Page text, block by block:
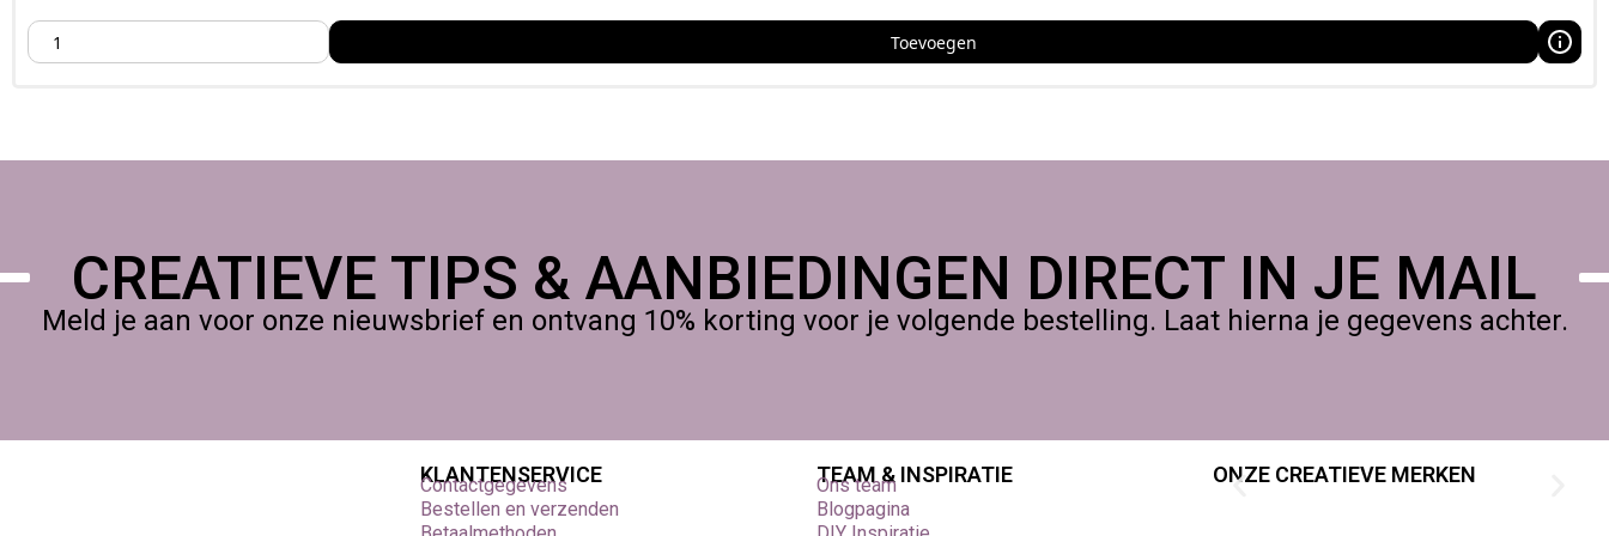
Toevoegen
CREATIEVE TIPS & AANBIEDINGEN DIRECT IN JE MAIL
Meld je aan voor onze nieuwsbrief en ontvang 10% korting voor je volgende bestelling. Laat hierna je gegevens achter.
KLANTENSERVICE
Contactgegevens
Bestellen en verzenden
TEAM & INSPIRATIE
Ons team
Blogpagina
ONZE CREATIEVE MERKEN